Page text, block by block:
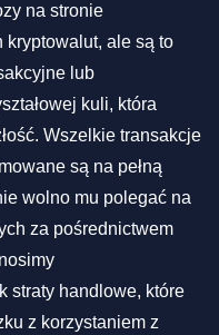
na stronie
ale są to
lub
kuli, która
Wszelkie transakcje
są na pełną
wolno mu polegać na
za pośrednictwem
straty handlowe, które
z korzystaniem z